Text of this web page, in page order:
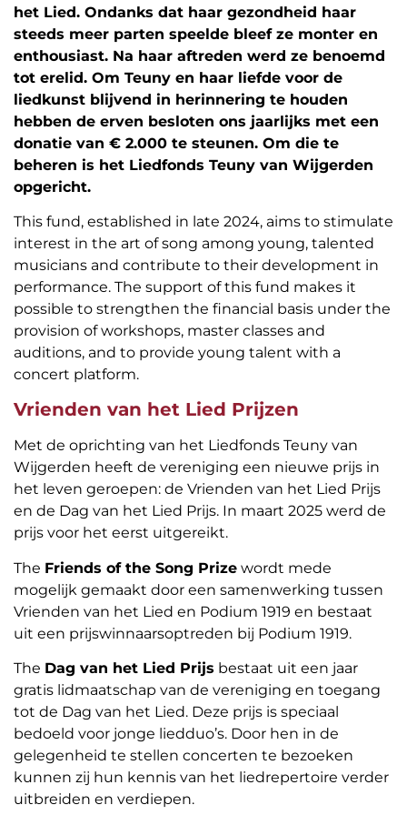
het Lied. Ondanks dat haar gezondheid haar
steeds meer parten speelde bleef ze monter en
enthousiast. Na haar aftreden werd ze benoemd
tot erelid. Om Teuny en haar liefde voor de
liedkunst blijvend in herinnering te houden
hebben de erven besloten ons jaarlijks met een
donatie van € 2.000 te steunen. Om die te
beheren is het Liedfonds Teuny van Wijgerden
opgericht.
This fund, established in late 2024, aims to stimulate
interest in the art of song among young, talented
musicians and contribute to their development in
performance. The support of this fund makes it
possible to strengthen the financial basis under the
provision of workshops, master classes and
auditions, and to provide young talent with a
concert platform.
Vrienden van het Lied Prijzen
Met de oprichting van het Liedfonds Teuny van
Wijgerden heeft de vereniging een nieuwe prijs in
het leven geroepen: de Vrienden van het Lied Prijs
en de Dag van het Lied Prijs. In maart 2025 werd de
prijs voor het eerst uitgereikt.
The Friends of the Song Prize wordt mede
mogelijk gemaakt door een samenwerking tussen
Vrienden van het Lied en Podium 1919 en bestaat
uit een prijswinnaarsoptreden bij Podium 1919.
The Dag van het Lied Prijs bestaat uit een jaar
gratis lidmaatschap van de vereniging en toegang
tot de Dag van het Lied. Deze prijs is speciaal
bedoeld voor jonge liedduo’s. Door hen in de
gelegenheid te stellen concerten te bezoeken
kunnen zij hun kennis van het liedrepertoire verder
uitbreiden en verdiepen.